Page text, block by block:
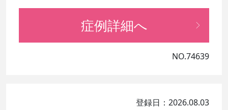
症例詳細へ
NO.74639
登録日：2026.08.03